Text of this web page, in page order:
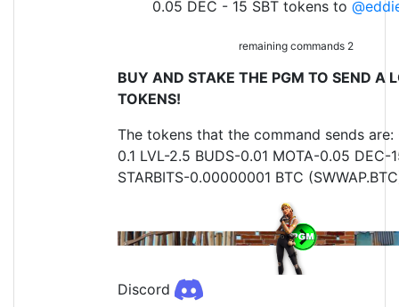
0.05 DEC - 15 SBT tokens to
remaining commands 2
BUY AND STAKE THE PGM TO SEND A
TOKENS!
The tokens that the command sends are:
0.1 LVL-2.5 BUDS-0.01 MOTA-0.05 DEC-
STARBITS-0.00000001 BTC
Discord